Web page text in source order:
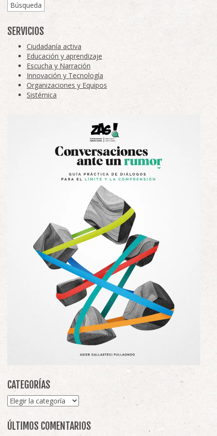
Búsqueda
SERVICIOS
Ciudadanía activa
Educación y aprendizaje
Escucha y Narración
Innovación y Tecnología
Organizaciones y Equipos
Sistémica
CATEGORÍAS
Categorías
ÚLTIMOS COMENTARIOS